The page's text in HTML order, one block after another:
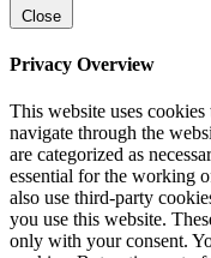
Close
Privacy Overview
This website uses
navigate through the
are categorized as
essential for the working
also use third-party
you use this website.
only with your consent.